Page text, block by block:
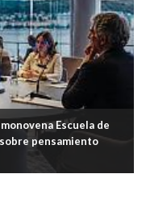
Escuela de
pensamiento